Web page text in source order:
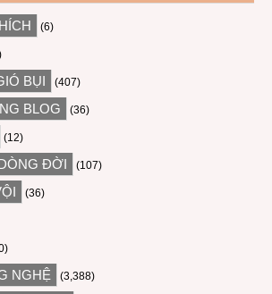
(6)
BỤI (407)
BLOG (36)
(12)
ĐỜI (107)
(36)
NGHỆ (3,388)